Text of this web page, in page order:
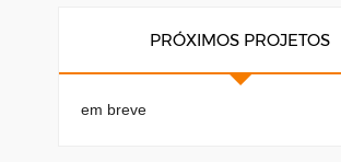
PRÓXIMOS PROJETOS
em breve